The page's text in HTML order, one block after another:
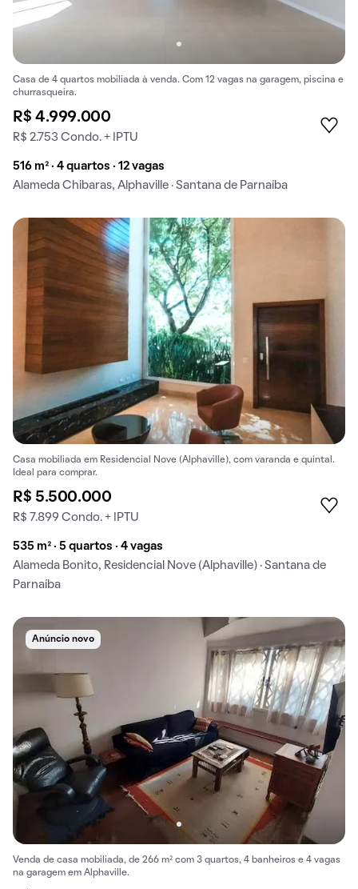
Casa de 4 quartos mobiliada à venda. Com 12 vagas na garagem, piscina e
churrasqueira.
R$ 4.999.000
R$ 2.753 Condo. + IPTU
516 m² · 4 quartos · 12 vagas
Alameda Chibaras, Alphaville · Santana de Parnaíba
Casa mobiliada em Residencial Nove (Alphaville), com varanda e quintal.
Ideal para comprar.
R$ 5.500.000
R$ 7.899 Condo. + IPTU
535 m² · 5 quartos · 4 vagas
Alameda Bonito, Residencial Nove (Alphaville) · Santana de
Parnaíba
Anúncio novo
Venda de casa mobiliada, de 266 m² com 3 quartos, 4 banheiros e 4 vagas
na garagem em Alphaville.